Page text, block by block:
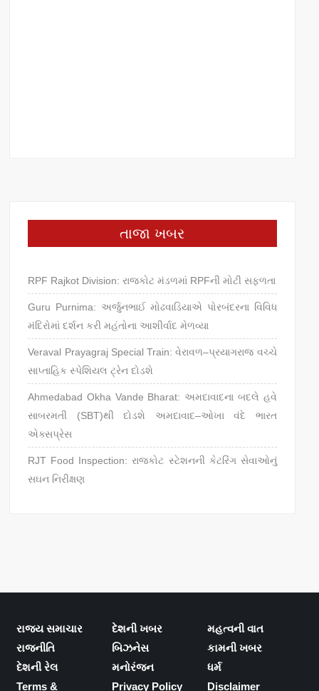
તાજા ખબર
RPF Rajkot Division: રાજકોટ મંડળમાં RPFની મોટી સફળતા
Guru Purnima: અર્જુનભાઈ મોઢવાડિયાએ પોરબંદરના વિવિધ
મંદિરોમાં દર્શન કરી મહંતોના આશીર્વાદ મેળવ્યા
Veraval Prayagraj Special Train: વેરાવળ–પ્રયાગરાજ વચ્ચે
સાપ્તાહિક સ્પેશિયલ ટ્રેન દોડશે
Ahmedabad Okha Vande Bharat: અમદાવાદના બદલે હવે
સાબરમતી (SBT)થી દોડશે અમદાવાદ–ઓખા વંદે ભારત
એક્સપ્રેસ
RJT Food Inspection: રાજકોટ સ્ટેશનની કેટરિંગ સેવાઓનું
સઘન નિરીક્ષણ
રાજ્ય સમાચાર દેશની ખબર
મહત્વની વાત
રાજનીતિ
બિઝનેસ
કામની ખબર
દેશની રેલ
મનોરંજન
ધર્મ
Terms &
Privacy Policy Disclaimer